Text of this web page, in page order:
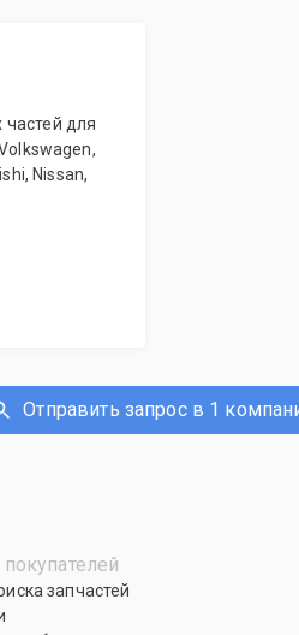
для
Nissan,
Отправить запрос в 1
запчастей